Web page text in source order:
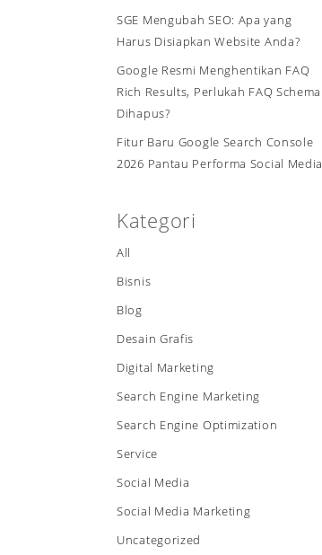
SGE Mengubah SEO: Apa yang
Harus Disiapkan Website Anda?
Google Resmi Menghentikan FAQ
Rich Results, Perlukah FAQ Schema
Dihapus?
Fitur Baru Google Search Console
2026 Pantau Performa Social Media
Kategori
All
Bisnis
Blog
Desain Grafis
Digital Marketing
Search Engine Marketing
Search Engine Optimization
Service
Social Media
Social Media Marketing
Uncategorized